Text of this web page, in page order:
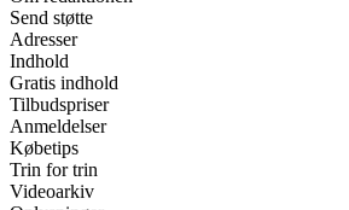
Send støtte
Adresser
Indhold
Gratis indhold
Tilbudspriser
Anmeldelser
Købetips
Trin for trin
Videoarkiv